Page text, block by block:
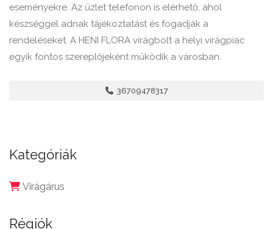
eseményekre. Az üzlet telefonon is elérhető, ahol
készséggel adnak tájékoztatást és fogadják a
rendeléseket. A HENI FLORA virágbolt a helyi virágpiac
egyik fontos szereplőjeként működik a városban.
36709478317
Kategóriák
Virágárus
Régiók